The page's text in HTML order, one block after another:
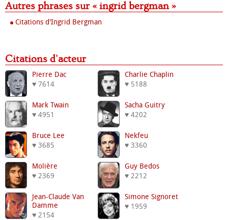
Autres phrases sur « ingrid bergman »
Citations d'Ingrid Bergman
Citations d'acteur
Pierre Dac
♥ 7614
Charlie Chaplin
♥ 5188
Mark Twain
♥ 4951
Sacha Guitry
♥ 4202
Bruce Lee
♥ 3685
Nekfeu
♥ 3360
Molière
♥ 2369
Guy Bedos
♥ 2212
Jean-Claude Van
Damme
♥ 2154
Simone Signoret
♥ 1959